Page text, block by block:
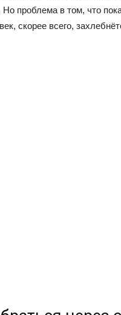
Но проблема в том, что
скорее всего,